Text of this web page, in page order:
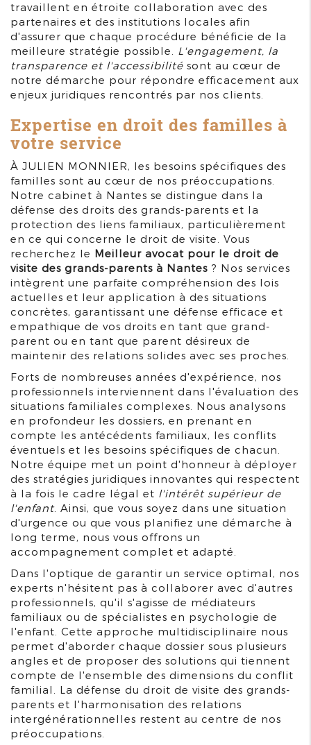
travaillent en étroite collaboration avec des
partenaires et des institutions locales afin
d'assurer que chaque procédure bénéficie de la
meilleure stratégie possible.
L'engagement, la
transparence et l'accessibilité sont au cœur de
notre démarche pour répondre efficacement aux
enjeux juridiques rencontrés par nos clients.
Expertise en droit des familles à
votre service
À JULIEN MONNIER, les besoins spécifiques des
familles sont au cœur de nos préoccupations.
Notre cabinet à Nantes se distingue dans la
défense des droits des grands-parents et la
protection des liens familiaux, particulièrement
en ce qui concerne le droit de visite. Vous
recherchez le Meilleur avocat pour le droit de
visite des grands-parents à Nantes ? Nos services
intègrent une parfaite compréhension des lois
actuelles et leur application à des situations
concrètes, garantissant une défense efficace et
empathique de vos droits en tant que grand-
parent ou en tant que parent désireux de
maintenir des relations solides avec ses proches.
Forts de nombreuses années d'expérience, nos
professionnels interviennent dans l'évaluation des
situations familiales complexes. Nous analysons
en profondeur les dossiers, en prenant en
compte les antécédents familiaux, les conflits
éventuels et les besoins spécifiques de chacun.
Notre équipe met un point d'honneur à déployer
des stratégies juridiques innovantes qui respectent
à la fois le cadre légal et l'intérêt supérieur de
l'enfant. Ainsi, que vous soyez dans une situation
d'urgence ou que vous planifiez une démarche à
long terme, nous vous offrons un
accompagnement complet et adapté.
Dans l'optique de garantir un service optimal, nos
experts n'hésitent pas à collaborer avec d'autres
professionnels, qu'il s'agisse de médiateurs
familiaux ou de spécialistes en psychologie de
l'enfant. Cette approche multidisciplinaire nous
permet d'aborder chaque dossier sous plusieurs
angles et de proposer des solutions qui tiennent
compte de l'ensemble des dimensions du conflit
familial. La défense du droit de visite des grands-
parents et l'harmonisation des relations
intergénérationnelles restent au centre de nos
préoccupations.